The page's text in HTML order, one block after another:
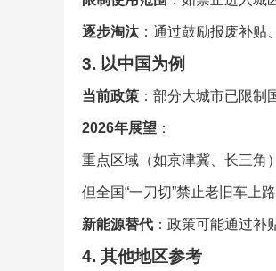
逐步淘汰 ：通过鼓励报废补贴
3. 以中国为例
当前政策 ：部分大城市已限制
2026年展望 ：
重点区域（如京津冀、长三角
但全国“一刀切”禁止老旧车上
新能源替代 ：政策可能通过补
4. 其他地区参考